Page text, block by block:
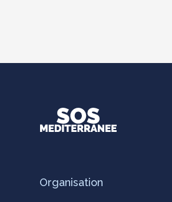
Organisation